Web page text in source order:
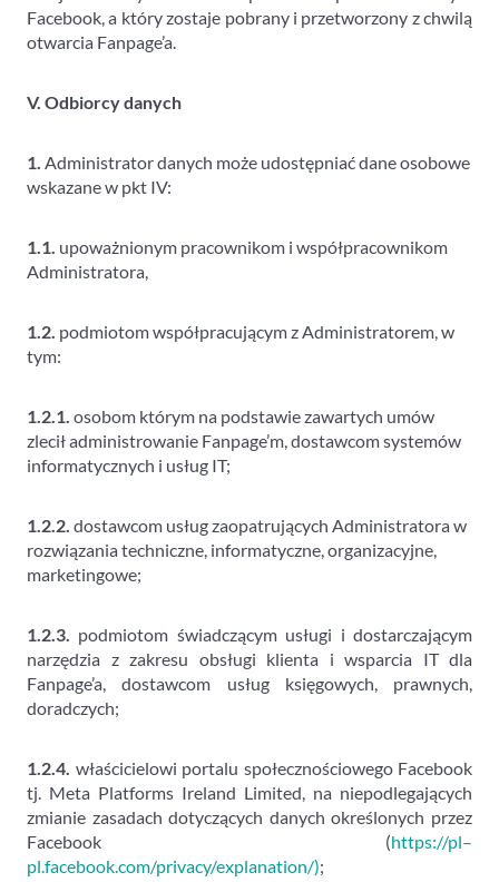
Facebook, a który zostaje pobrany i przetworzony z chwilą
otwarcia Fanpage’a.
V. Odbiorcy danych
1. Administrator danych może udostępniać dane osobowe
wskazane w pkt IV:
1.1. upoważnionym pracownikom i współpracownikom
Administratora,
1.2. podmiotom współpracującym z Administratorem, w
tym:
1.2.1. osobom którym na podstawie zawartych umów
zlecił administrowanie Fanpage’m, dostawcom systemów
informatycznych i usług IT;
1.2.2. dostawcom usług zaopatrujących Administratora w
rozwiązania techniczne, informatyczne, organizacyjne,
marketingowe;
1.2.3. podmiotom świadczącym usługi i dostarczającym
narzędzia z zakresu obsługi klienta i wsparcia IT dla
Fanpage’a, dostawcom usług księgowych, prawnych,
doradczych;
1.2.4. właścicielowi portalu społecznościowego Facebook
tj. Meta Platforms Ireland Limited, na niepodlegających
zmianie zasadach dotyczących danych określonych przez
Facebook (https://pl–
pl.facebook.com/privacy/explanation/);